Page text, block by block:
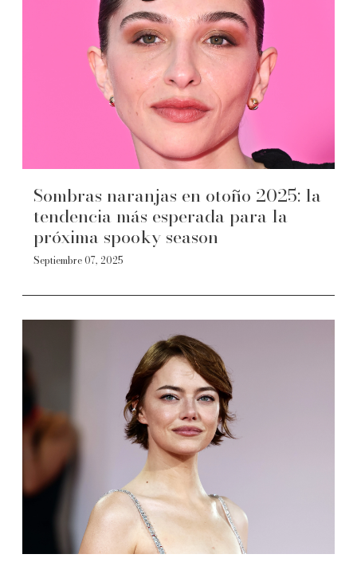
Sombras naranjas en otoño 2025: la
tendencia más esperada para la
próxima spooky season
Septiembre 07, 2025